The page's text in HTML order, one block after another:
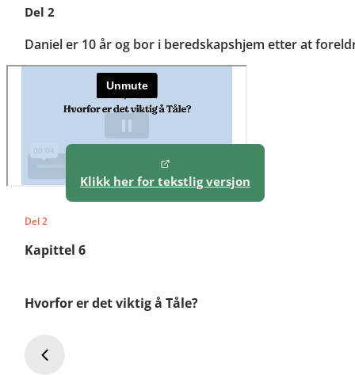
Del 2
Daniel er 10 år og bor i beredskapshjem etter at
Klikk her for tekstlig versjon
Del 2
Kapittel 6
Hvorfor er det viktig å Tåle?